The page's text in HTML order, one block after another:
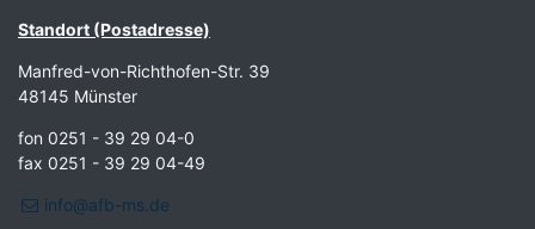
Mehrwöchige Auslandspraktika
Selbtsorganisierte Auslandsaufenthalte
Standort (Postadresse)
Manfred-von-Richthofen-Str. 39
48145 Münster
fon 0251 - 39 29 04-0
fax 0251 - 39 29 04-49
info@afb-ms.de